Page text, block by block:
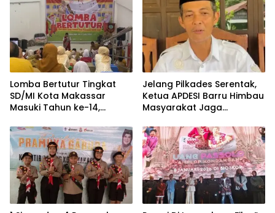
Lomba Bertutur Tingkat
SD/MI Kota Makassar
Masuki Tahun ke-14,
Nasional
Jelang Pilkades Serentak,
Ketua APDESI Barru Himbau
Masyarakat Jaga